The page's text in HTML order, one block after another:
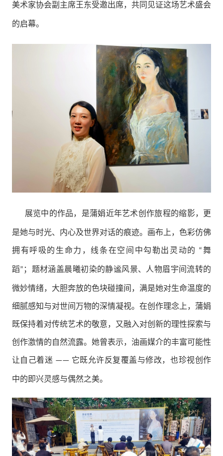
美术家协会副主席王东受邀出席，共同见证这场艺术盛会
的启幕。
展览中的作品，是蒲娟近年艺术创作旅程的缩影，更
是她与时光、内心及世界对话的痕迹。画布上，色彩仿佛
拥有呼吸的生命力，线条在空间中勾勒出灵动的 “舞
蹈” ；题材涵盖晨曦初染的静谧风景、人物眉宇间流转的
微妙情绪，大胆奔放的色块碰撞间，满是她对生命温度的
细腻感知与对世间万物的深情凝视。在创作理念上，蒲娟
既保持着对传统艺术的敬意，又融入对创新的理性探索与
创作激情的自然流露。她曾表示，油画媒介的丰富可能性
让自己着迷 —— 它既允许反复覆盖与修改，也珍视创作
中的即兴灵感与偶然之美。